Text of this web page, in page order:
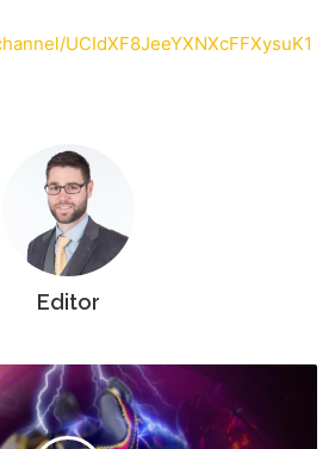
UCIdXF8JeeYXNXcFFXysuK1
Editor